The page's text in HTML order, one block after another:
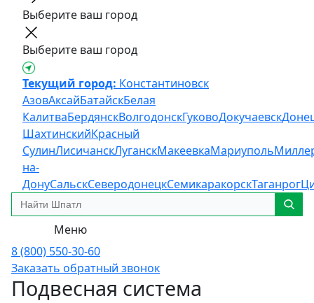
Выберите ваш город
Выберите ваш город
Текущий город: Константиновск
АзовАксайБатайскБелая
КалитваБердянскВолгодонскГуковоДокучаевск
ШахтинскийКрасный
СулинЛисичанскЛуганскМакеевкаМариуполь
на-
ДонуСальскСеверодонецкСемикаракорскТаганрог
Меню
8 (800) 550-30-60
Заказать обратный звонок
Подвесная система